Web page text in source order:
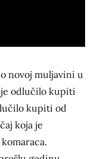
novoj muljavini u
odlučilo kupiti
kupiti od
koja je